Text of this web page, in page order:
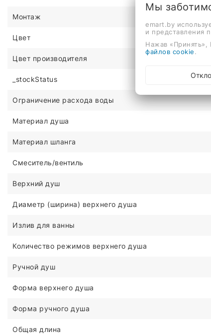
Монтаж
Цвет
Цвет производителя
_stockStatus
Ограничение расхода воды
Материал душа
Материал шланга
Смеситель/вентиль
Верхний душ
Диаметр (ширина) верхнего душа
Излив для ванны
Количество режимов верхнего душа
Ручной душ
Форма верхнего душа
Форма ручного душа
Общая длина
Мы
emart.by
и представления
Нажав «Принять»,
файлов cookie.